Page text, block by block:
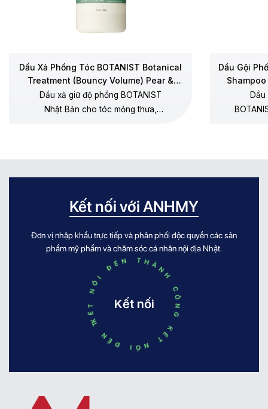
Dầu Xả Phồng Tóc BOTANIST Botanical
Treatment (Bouncy Volume) Pear &
Chamomile
Dầu xả giữ độ phồng BOTANIST
Nhật Bản cho tóc mỏng thưa,
Dầu Gội
Kết nối với ANHMY
Đơn vị nhập khẩu trực tiếp và phân phối độc quyền các sản
phẩm mỹ phẩm và chăm sóc cá nhân nội địa Nhật.
KẾT NỐI ĐẾN THÀNH CÔNG KẾT NỐI ĐẾN THÀNH CÔNG
Kết nối